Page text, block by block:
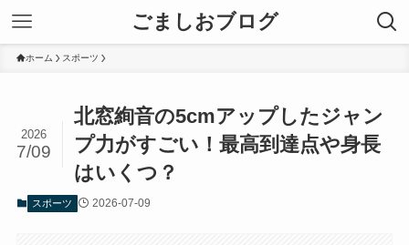
ごましおブログ
ホーム スポーツ
北窓絢音の5cmアップしたジャン
プ力がすごい！最高到達点や身長
はいくつ？
2026
7/09
スポーツ 2026-07-09